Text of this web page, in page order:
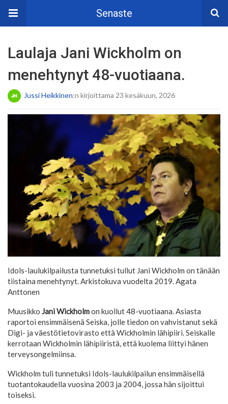
Senaste
Laulaja Jani Wickholm on
menehtynyt 48-vuotiaana.
Jussi Heikkinen:n kirjoittama 23 kesäkuun, 2026
Idols-laulukilpailusta tunnetuksi tullut Jani Wickholm on tänään
tiistaina menehtynyt. Arkistokuva vuodelta 2019.Agata
Anttonen
Muusikko Jani Wickholmon kuollut 48-vuotiaana. Asiasta
raportoi ensimmäisenä Seiska, jolle tiedon on vahvistanut sekä
Digi- ja väestötietovirasto että Wickholmin lähipiiri. Seiskalle
kerrotaan Wickholmin lähipiiristä, että kuolema liittyi hänen
terveysongelmiinsa.
Wickholm tuli tunnetuksi Idols-laulukilpailun ensimmäisellä
tuotantokaudella vuosina 2003 ja 2004, jossa hän sijoittui
toiseksi.